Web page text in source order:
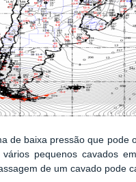
de baixa pressão que pode
pequenos cavados
de um cavado pode